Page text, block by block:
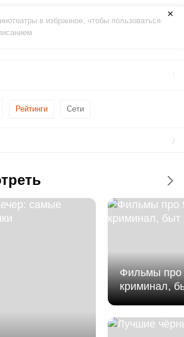
Рейтинги Сети
в избранное, чтобы пользоваться
Фильмы про
криминал,